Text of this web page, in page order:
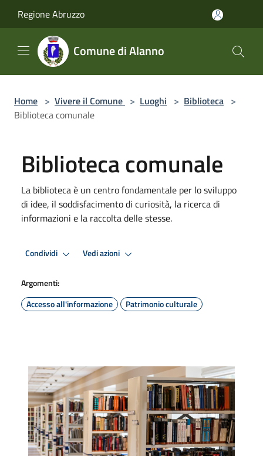
Regione Abruzzo
Comune di Alanno
Home > Vivere il Comune > Luoghi > Biblioteca >
Biblioteca comunale
Biblioteca comunale
La biblioteca è un centro fondamentale per lo sviluppo
di idee, il soddisfacimento di curiosità, la ricerca di
informazioni e la raccolta delle stesse.
Condividi Vedi azioni
Argomenti:
Accesso all'informazione
Patrimonio culturale